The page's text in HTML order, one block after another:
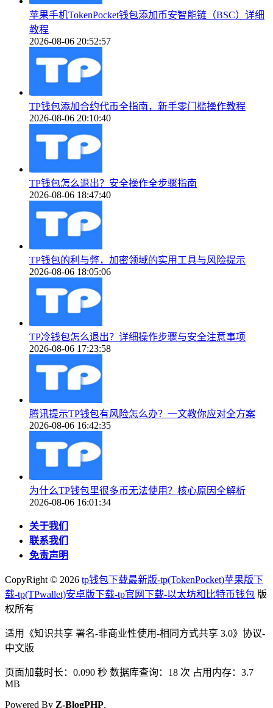
苹果手机TokenPocket钱包添加币安智能链（BSC）详细
教程
2026-08-06 20:52:57
TP钱包添加合约代币全指南，新手零门槛操作教程
2026-08-06 20:10:40
TP钱包怎么退出？安全操作全步骤指南
2026-08-06 18:47:40
TP钱包的利与弊，加密领域的实用工具与风险提示
2026-08-06 18:05:06
TP冷钱包怎么退出？详细操作步骤与安全注意事项
2026-08-06 17:23:58
腾讯提示TP钱包有风险怎么办？一文教你应对全方案
2026-08-06 16:42:35
为什么TP钱包里很多币无法使用？核心原因全解析
2026-08-06 16:01:34
关于我们
联系我们
免责声明
CopyRight © 2026 tp钱包下载最新版-tp(TokenPocket)苹果版下
载-tp(TPwallet)安卓版下载-tp官网下载-以太坊和比特币钱包 版
权所有
适用《知识共享 署名-非商业性使用-相同方式共享 3.0》协议-
中文版
页面加载时长：0.090 秒 数据库查询：18 次 占用内存：3.7
MB
Powered By Z-BlogPHP.